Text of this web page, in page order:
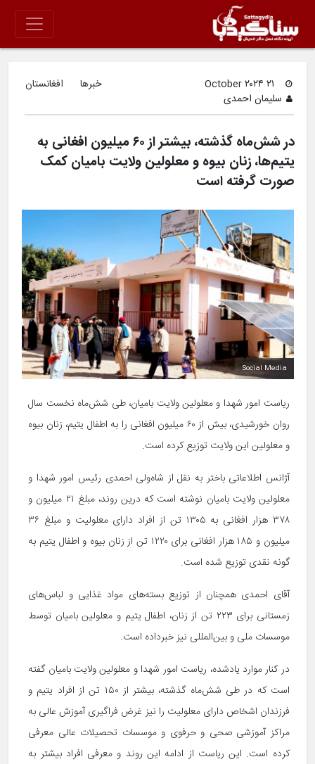
سلیمان احمدی
خبرها افغانستان
در شش‌ماه گذشته، بیشتر از ۶۰ میلیون افغانی به
یتیم‌ها، زنان بیوه و معلولین ولایت بامیان کمک
صورت گرفته است
Social Media
ریاست امور شهدا و معلولین ولایت بامیان، طی شش‌ماه نخست سال
روان خورشیدی، بیش از ۶۰ میلیون افغانی را به اطفال یتیم، زنان بیوه
و معلولین این ولایت توزیع کرده است.
آژانس اطلاعاتی باختر به نقل از شاه‌ولی احمدی رئیس امور شهدا و
معلولین ولایت بامیان نوشته است که درین روند، مبلغ ۲۱ میلیون و
۳۷۸ هزار افغانی به ۱۳۰۵ تن از افراد دارای معلولیت و مبلغ ۳۶
میلیون و ۱۸۵ هزار افغانی برای ۱۲۲۰ تن از زنان بیوه و اطفال یتیم به
گونه نقدی توزیع شده است.
آقای احمدی همچنان از توزیع بسته‌های مواد غذایی و لباس‌های
زمستانی برای ۲۲۳ تن از زنان، اطفال یتیم و معلولین بامیان توسط
موسسات ملی و بین‌المللی نیز خبرداده است.
در کنار موارد یادشده، ریاست امور شهدا و معلولین ولایت بامیان گفته
است که در طی شش‌ماه گذشته، بیشتر از ۱۵۰ تن از افراد یتیم و
فرزندان اشخاص دارای معلولیت را نیز غرض فراگیری آموزش عالی به
مراکز آموزشی صحی و حرفوی و موسسات تحصیلات عالی معرفی
کرده است. این ریاست از ادامه این روند و معرفی افراد بیشتر به